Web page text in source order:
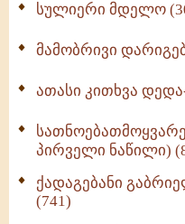
სულიერი მდელო
მამობრივი
ათასი კითხვა
პირველი ნაწილი)
ქადაგებანი
(741)